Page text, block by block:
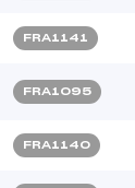
FRA1141
FRA1095
FRA1140